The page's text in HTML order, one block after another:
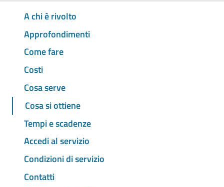
A chi è rivolto
Approfondimenti
Come fare
Costi
Cosa serve
Cosa si ottiene
Tempi e scadenze
Accedi al servizio
Condizioni di servizio
Contatti